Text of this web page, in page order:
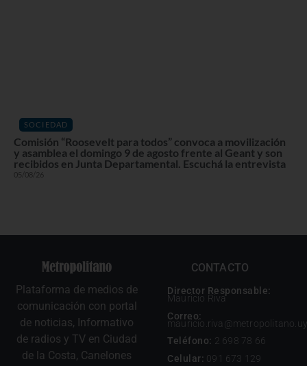
SOCIEDAD
Comisión “Roosevelt para todos” convoca a movilización
y asamblea el domingo 9 de agosto frente al Geant y son
recibidos en Junta Departamental. Escuchá la entrevista
05/08/26
Plataforma de medios de
comunicación con portal
de noticias, Informativo
de radios y TV en Ciudad
de la Costa, Canelones
CONTACTO
Director Responsable:
Mauricio Riva
Correo:
mauricio.riva@metropolitano.uy
Teléfono: 2 698 78 66
Celular: 091 673 129